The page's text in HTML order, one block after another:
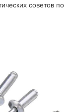
советов по